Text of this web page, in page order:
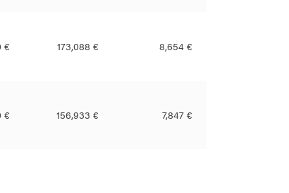
€ 173,088 € 8,654 €
€ 156,933 € 7,847 €